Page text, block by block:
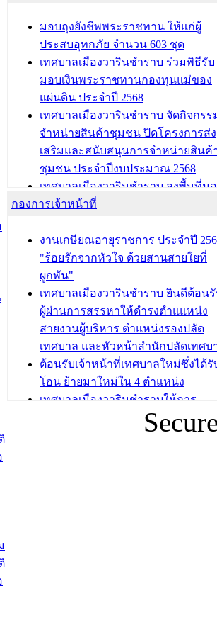
บทความ อื่นๆ ...
เทศบาลเมืองวารินชำราบ ร่วมการ
ประชุมวิชาการระดับนานาชาติและ
นิทรรศการด้านนวัตกรรมท้องถิ่น
และรับรางวัลทีมนักวิจัยดีเด่นจาก
นวัตกรรมโครงการทะเบียนภาษีป้าย
ประชุมผู้เช่าอาคารพาณิชย์ บริเวณ
ถนนเกษมสุขและถนนประทุมเทพภักดี
บทความ อื่นๆ ...
มอบถุงยังชีพพระราชทาน ให้แก่ผู้
ประสบอุทกภัย จำนวน 603 ชุด
เทศบาลเมืองวารินชำราบ ร่วมพิธีรับ
มอบเงินพระราชทานกองทุนแม่ของ
แผ่นดิน ประจำปี 2568
เทศบาลเมืองวารินชำราบ จัดกิจกรร
จำหน่ายสินค้าชุมชน ปิดโครงการส่ง
เสริมและสนับสนุนการจำหน่ายสินค้
ชุมชน ประจำปีงบประมาณ 2568
เทศบาลเมืองวารินชำราบ ลงพื้นที่ม
น้ำดื่มแก่ผู้พักอาศัย ณ ศูนย์พักพิง
กองสวัสดิการสังคม เทศบาลเมือง
วารินชำราบ จัดโครงการอบรมอาชีพ
ระยะสั้น ประจำปี 2568 (หลักสูตรการ
ถักทอผลิตภัณฑ์จากถุงพลาสติก)
บทความ อื่นๆ ...
กองการเจ้าหน้าที่
งานเกษียณอายุราชการ ประจำปี
"ร้อยรักจากหัวใจ ด้วยสานสายใยที่
ผูกพัน"
เทศบาลเมืองวารินชำราบ ยินดีต้อน
ผู้ผ่านการสรรหาให้ดำรงตำแแหน่ง
สายงานผู้บริหาร ตำแหน่งรองปลัด
เทศบาล และหัวหน้าสำนักปลัดเทศบ
ต้อนรับเจ้าหน้าที่เทศบาลใหม่ซึ่งได้รั
โอน ย้ายมาใหม่ใน 4 ตำแหน่ง
เทศบาลเมืองวารินชำราบให้การ
ต้อนรับพนักงานเทศบาลผู้ผ่านการ
สรรหาให้ดำรงตำแหน่งสายงานผู้